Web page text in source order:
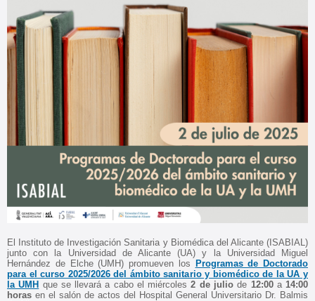
El Instituto de Investigación Sanitaria y Biomédica del Alicante (ISABIAL)
junto con la Universidad de Alicante (UA) y la Universidad Miguel
Hernández de Elche (UMH) promueven los
Programas de Doctorado
para el curso 2025/2026 del ámbito sanitario y biomédico de la UA y
la UMH que se llevará a cabo el miércoles2 de juliode 12:00 a14:00
horas en el salón de actos del Hospital General Universitario Dr. Balmis